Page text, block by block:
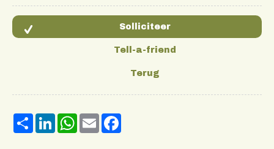
Share LinkedInWhatsApp
Email